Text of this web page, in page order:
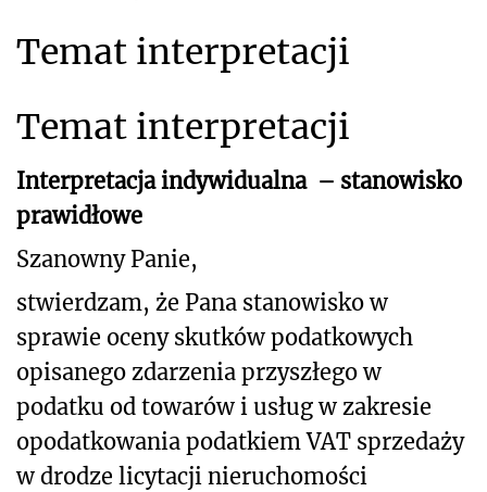
Temat interpretacji
Temat interpretacji
Interpretacja indywidualna – stanowisko
prawidłowe
Szanowny Panie,
stwierdzam, że Pana stanowisko w
sprawie oceny skutków podatkowych
opisanego zdarzenia przyszłego w
podatku od towarów i usług w zakresie
opodatkowania podatkiem VAT sprzedaży
w drodze licytacji nieruchomości